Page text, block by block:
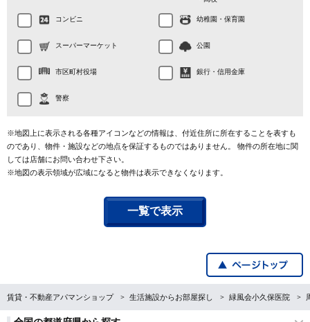
コンビニ 幼稚園・保育園
スーパーマーケット 公園
市区町村役場 銀行・信用金庫
警察
※地図上に表示される各種アイコンなどの情報は、付近住所に所在することを表すも
のであり、物件・施設などの地点を保証するものではありません。 物件の所在地に関
しては店舗にお問い合わせ下さい。
※地図の表示領域が広域になると物件は表示できなくなります。
一覧で表示
賃貸・不動産アパマンショップ 生活施設からお部屋探し 緑風会小久保医院